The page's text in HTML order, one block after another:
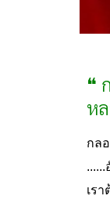
❝
ห
กล
เร